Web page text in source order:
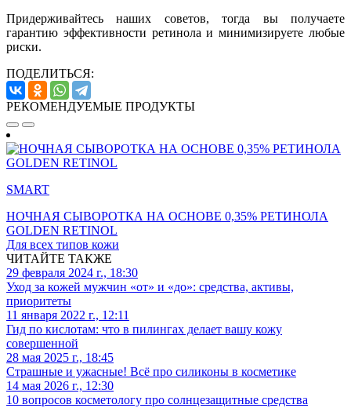
Придерживайтесь наших советов, тогда вы получаете
гарантию эффективности ретинола и минимизируете любые
риски.
ПОДЕЛИТЬСЯ:
РЕКОМЕНДУЕМЫЕ ПРОДУКТЫ
SMART
НОЧНАЯ СЫВОРОТКА НА ОСНОВЕ 0,35% РЕТИНОЛА
GOLDEN RETINOL
Для всех типов кожи
ЧИТАЙТЕ ТАКЖЕ
29 февраля 2024 г., 18:30
Уход за кожей мужчин «от» и «до»: средства, активы,
приоритеты
11 января 2022 г., 12:11
Гид по кислотам: что в пилингах делает вашу кожу
совершенной
28 мая 2025 г., 18:45
Страшные и ужасные! Всё про силиконы в косметике
14 мая 2026 г., 12:30
10 вопросов косметологу про солнцезащитные средства